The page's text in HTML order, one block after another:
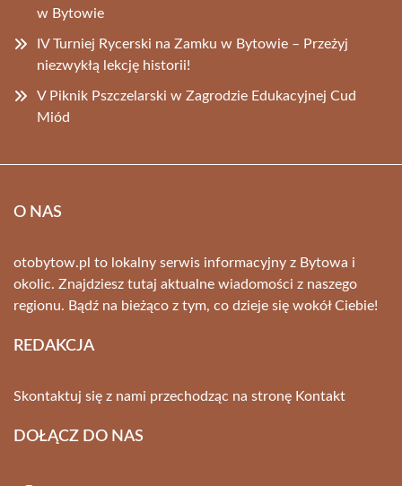
w Bytowie
IV Turniej Rycerski na Zamku w Bytowie – Przeżyj
niezwykłą lekcję historii!
V Piknik Pszczelarski w Zagrodzie Edukacyjnej Cud
Miód
O NAS
otobytow.pl to lokalny serwis informacyjny z Bytowa i
okolic. Znajdziesz tutaj aktualne wiadomości z naszego
regionu. Bądź na bieżąco z tym, co dzieje się wokół Ciebie!
REDAKCJA
Skontaktuj się z nami przechodząc na stronę Kontakt
DOŁĄCZ DO NAS